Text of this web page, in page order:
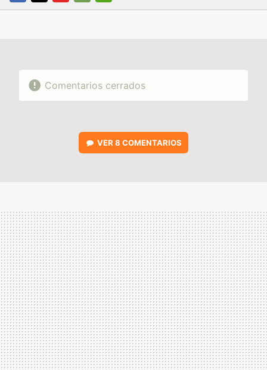
FACEBOOK
TWITTERFLIPBOARD
E-
WHATSAPP
Comentarios cerrados
VER 8 COMENTARIOS